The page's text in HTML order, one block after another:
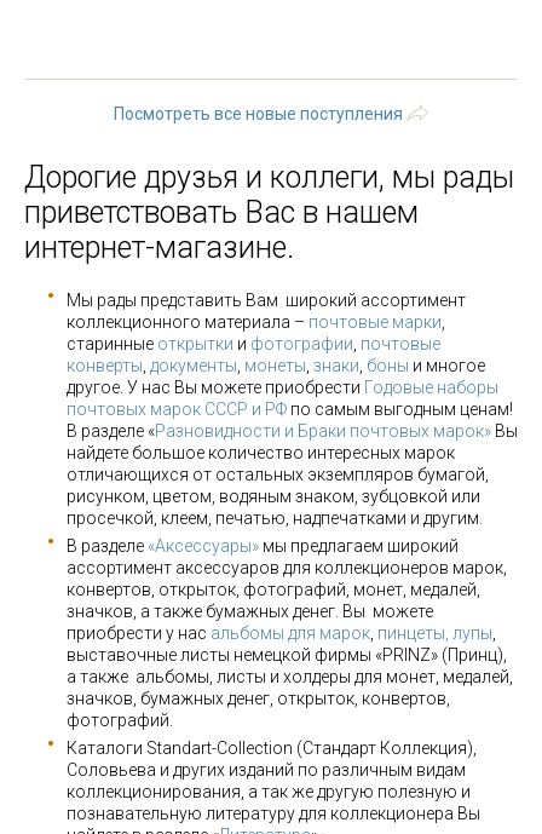
Посмотреть все новые поступления
Дорогие друзья и коллеги, мы рады
приветствовать Вас в нашем
интернет-магазине.
Мы рады представить Вам широкий ассортимент
коллекционного материала – почтовые марки
старинные открытки и фотографии почтовые
конверты документы монеты знаки боны и многое
другое. У нас Вы можете приобрести Годовые наборы
почтовых марок СССР и РФ по самым выгодным ценам!
В разделе «Разновидности и Браки почтовых марок» Вы
найдете большое количество интересных марок
отличающихся от остальных экземпляров бумагой,
рисунком, цветом, водяным знаком, зубцовкой или
просечкой, клеем, печатью, надпечатками и другим.
В разделе «Аксессуары» мы предлагаем широкий
ассортимент аксессуаров для коллекционеров марок,
конвертов, открыток, фотографий, монет, медалей,
значков, а также бумажных денег. Вы можете
приобрести у нас альбомы для марок пинцеты, лупы
выставочные листы немецкой фирмы «PRINZ» (Принц),
а также альбомы, листы и холдеры для монет, медалей,
значков, бумажных денег, открыток, конвертов,
фотографий.
Каталоги Standart-Collection (Стандарт Коллекция),
Соловьева и других изданий по различным видам
коллекционирования, а так же другую полезную и
познавательную литературу для коллекционера Вы